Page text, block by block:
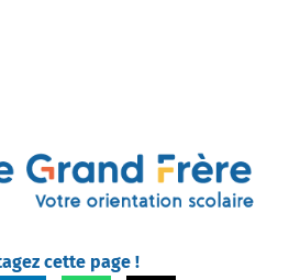
cette page !